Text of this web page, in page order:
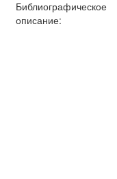
Библиографическое
описание: